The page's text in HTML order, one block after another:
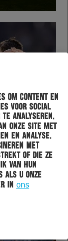
om content en
voor social
te analyseren.
onze site met
en analyse.
met
of die ze
van hun
als u onze
in ons
–